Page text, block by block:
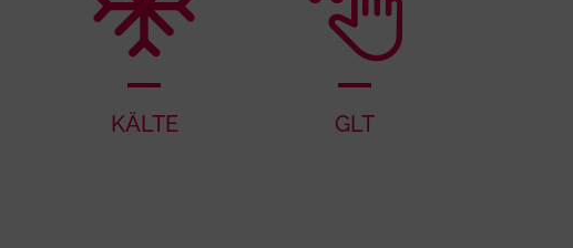
KÄLTE GLT